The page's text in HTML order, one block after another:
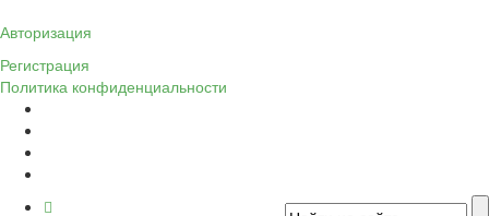
Авторизация
Регистрация
Политика конфиденциальности